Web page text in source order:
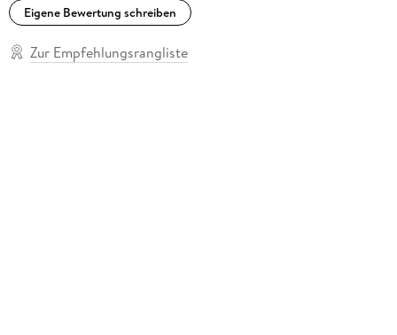
Eigene Bewertung schreiben
Zur Empfehlungsrangliste